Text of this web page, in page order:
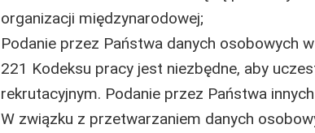
organizacji międzynarodowej;
Podanie przez Państwa danych osobowych
221 Kodeksu pracy jest niezbędne, aby
rekrutacyjnym. Podanie przez Państwa
W związku z przetwarzaniem danych